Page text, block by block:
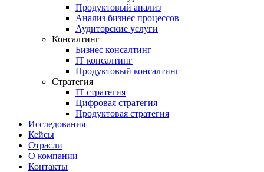
Продуктовый анализ
Анализ бизнес процессов
Аудиторские услуги
Консалтинг
Бизнес консалтинг
IT консалтинг
Продуктовый консалтинг
Стратегия
IT стратегия
Цифровая стратегия
Продуктовая стратегия
Исследования
Кейсы
Отрасли
О компании
Контакты